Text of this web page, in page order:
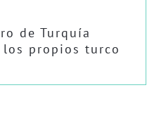
de Turquía
los propios turco